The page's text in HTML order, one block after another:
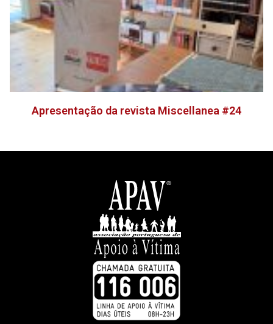
Apresentação da revista Miscellanea #24